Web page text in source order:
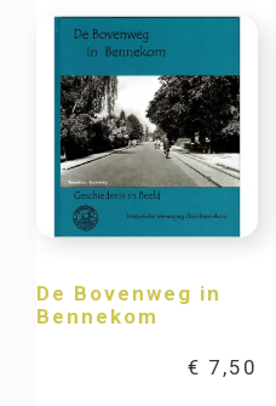
De Bovenweg in
Bennekom
€ 7,50